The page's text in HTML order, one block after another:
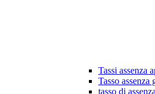
Tassi assenza
Tasso
tasso di